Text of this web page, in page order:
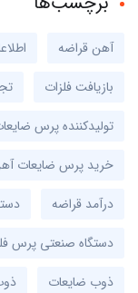
آهن قراضه
بازیافت فلزات
تولیدکننده پرس
خرید پرس ضایعات
درآمد قراضه
دستگاه صنعتی پرس
ذوب ضایعات